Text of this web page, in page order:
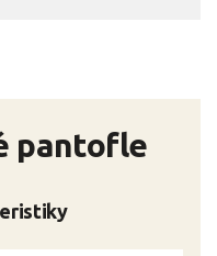
pantofle